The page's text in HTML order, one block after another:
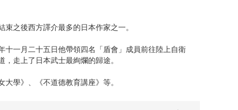
之後西方譯介最多的日本作家之一。
一月二十五日他帶領四名「盾會」成員前往陸上自衛
走上了日本武士最絢爛的歸途。
學》、《不道德教育講座》等。